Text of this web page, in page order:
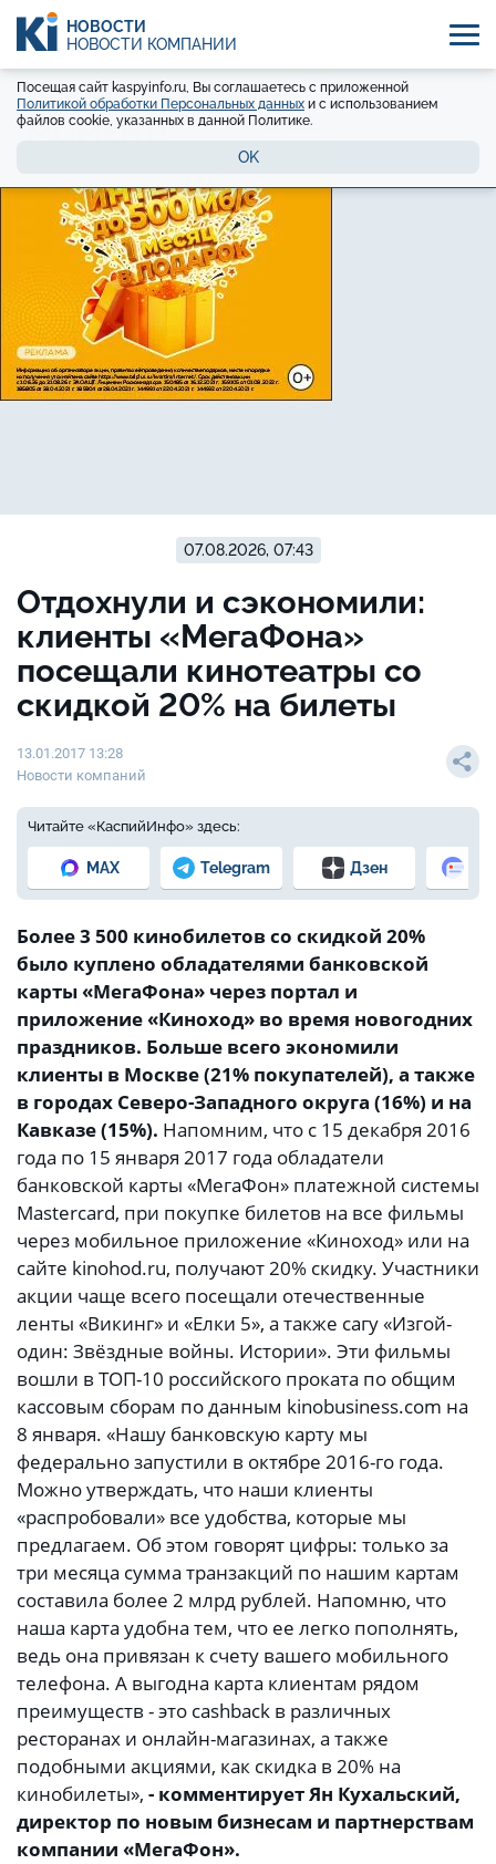
НОВОСТИ
НОВОСТИ КОМПАНИЙ
Посещая сайт kaspyinfo.ru, Вы соглашаетесь с приложенной
Политикой обработки Персональных данных и с использованием
файлов cookie, указанных в данной Политике.
OK
07.08.2026, 07:43
Отдохнули и сэкономили:
клиенты «МегаФона»
посещали кинотеатры со
скидкой 20% на билеты
13.01.2017 13:28
Новости компаний
Читайте «КаспийИнфо» здесь:
MAX Telegram Дзен
Более 3 500 кинобилетов со скидкой 20%
было куплено обладателями банковской
карты «МегаФона» через портал и
приложение «Киноход» во время новогодних
праздников. Больше всего экономили
клиенты в Москве (21% покупателей), а также
в городах Северо-Западного округа (16%) и на
Кавказе (15%). Напомним, что с 15 декабря 2016
года по 15 января 2017 года обладатели
банковской карты «МегаФон» платежной системы
Mastercard, при покупке билетов на все фильмы
через мобильное приложение «Киноход» или на
сайте kinohod.ru, получают 20% скидку. Участники
акции чаще всего посещали отечественные
ленты «Викинг» и «Елки 5», а также сагу «Изгой-
один: Звёздные войны. Истории». Эти фильмы
вошли в ТОП-10 российского проката по общим
кассовым сборам по данным kinobusiness.com на
8 января. «Нашу банковскую карту мы
федерально запустили в октябре 2016-го года.
Можно утверждать, что наши клиенты
«распробовали» все удобства, которые мы
предлагаем. Об этом говорят цифры: только за
три месяца сумма транзакций по нашим картам
составила более 2 млрд рублей. Напомню, что
наша карта удобна тем, что ее легко пополнять,
ведь она привязан к счету вашего мобильного
телефона. А выгодна карта клиентам рядом
преимуществ - это cashback в различных
ресторанах и онлайн-магазинах, а также
подобными акциями, как скидка в 20% на
кинобилеты», - комментирует Ян Кухальский,
директор по новым бизнесам и партнерствам
компании «МегаФон».